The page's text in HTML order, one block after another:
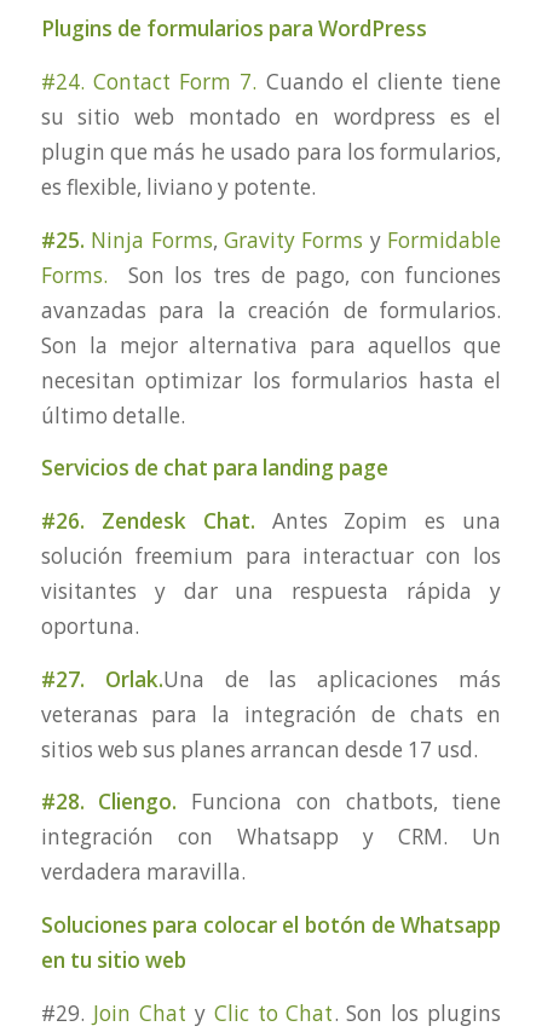
Plugins de formularios para WordPress
#24. Contact Form 7. Cuando el cliente tiene
su sitio web montado en wordpress es el
plugin que más he usado para los formularios,
es flexible, liviano y potente.
#25. Ninja Forms, Gravity Forms y Formidable
Forms.
Son los tres de pago, con funciones
avanzadas para la creación de formularios.
Son la mejor alternativa para aquellos que
necesitan optimizar los formularios hasta el
último detalle.
Servicios de chat para landing page
#26. Zendesk Chat.
Antes Zopim es una
solución freemium para interactuar con los
visitantes y dar una respuesta rápida y
oportuna.
#27. Orlak.Una de las aplicaciones más
veteranas para la integración de chats en
sitios web sus planes arrancan desde 17 usd.
#28. Cliengo.
Funciona con chatbots, tiene
integración con Whatsapp y CRM. Un
verdadera maravilla.
Soluciones para colocar el botón de Whatsapp
en tu sitio web
#29. Join Chat y Clic to Chat. Son los plugins